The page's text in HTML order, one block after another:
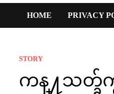
HOME PRIVACY
STORY
ကန္႔သတ္ခ်က္